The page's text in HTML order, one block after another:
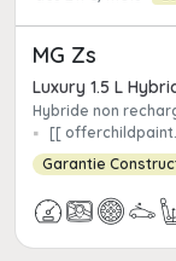
MG Zs
Luxury 1.5 L
Hybride non
[[
Garantie